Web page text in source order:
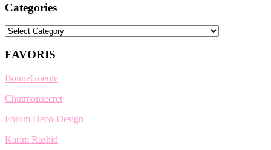
Categories
Categories
FAVORIS
BonneGueule
Chutmonsecret
Forum Deco-Design
Karim Rashid